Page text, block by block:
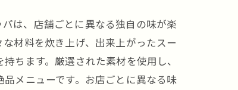
は、店舗ごとに異なる独自の味が楽
材料を炊き上げ、出来上がったスー
ちます。厳選された素材を使用し、
メニューです。お店ごとに異なる味